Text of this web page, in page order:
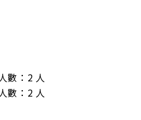
數：2 人
數：2 人